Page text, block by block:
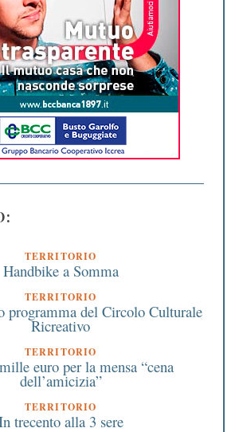
TERRITORIO
Handbike a Somma
TERRITORIO
programma del Circolo Culturale
Ricreativo
TERRITORIO
euro per la mensa “cena
dell’amicizia”
TERRITORIO
trecento alla 3 sere